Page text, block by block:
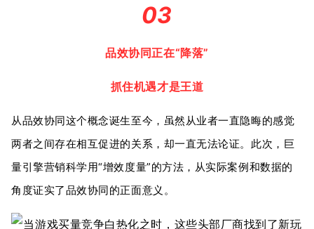
03
品效协同正在“降落”
抓住机遇才是王道
从品效协同这个概念诞生至今，虽然从业者一直隐晦的感觉
两者之间存在相互促进的关系，却一直无法论证。此次，巨
量引擎营销科学用“增效度量”的方法，从实际案例和数据的
角度证实了品效协同的正面意义。